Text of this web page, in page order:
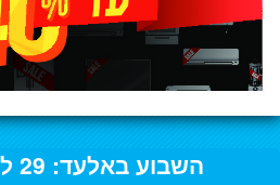
השבוע באלעד: 29 לדצמבר 2016